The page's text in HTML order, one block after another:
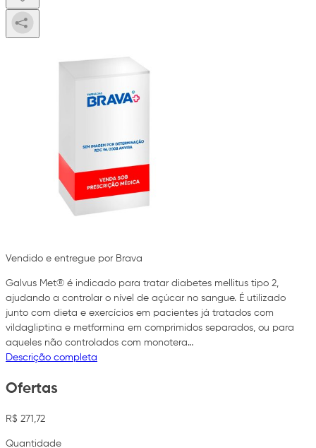
Vendido e entregue por Brava
Galvus Met® é indicado para tratar diabetes mellitus tipo 2,
ajudando a controlar o nível de açúcar no sangue. É utilizado
junto com dieta e exercícios em pacientes já tratados com
vildagliptina e metformina em comprimidos separados, ou para
aqueles não controlados com monotera…
Descrição completa
Ofertas
R$ 271,72
Quantidade